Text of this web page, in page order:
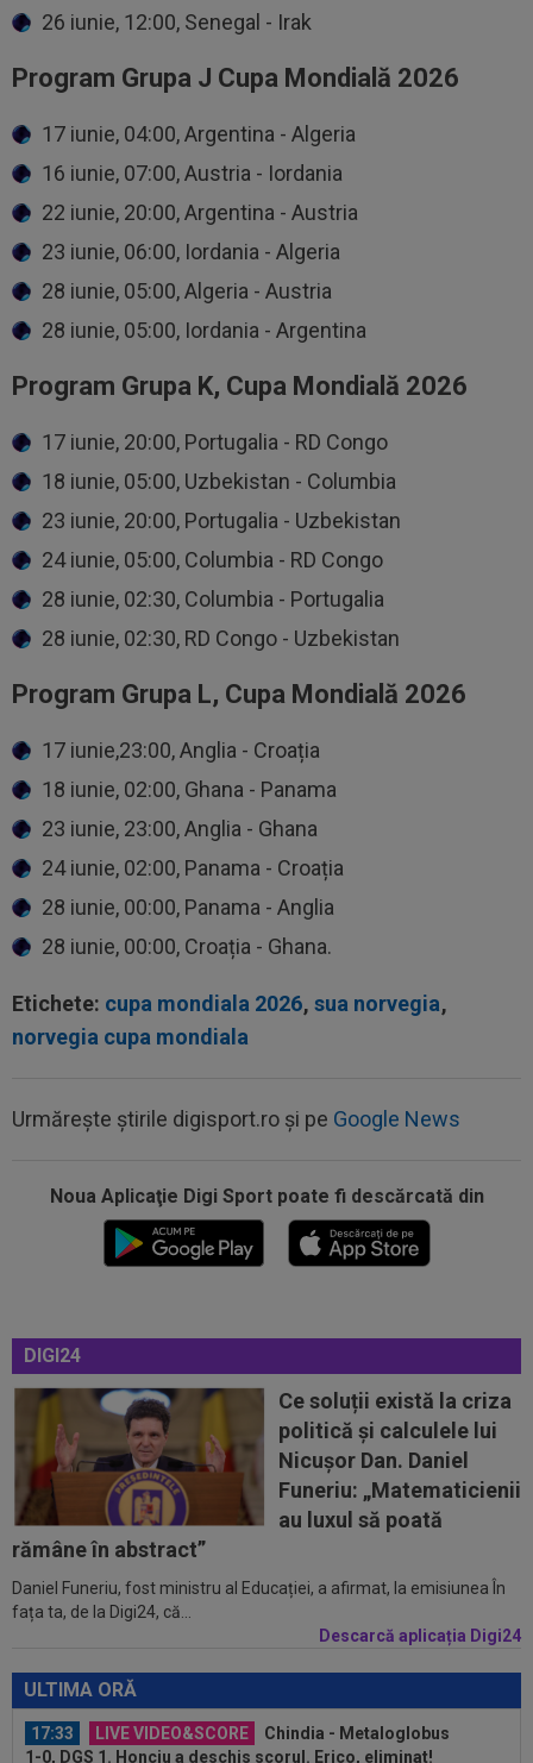
26 iunie, 12:00, Senegal - Irak
Program Grupa J Cupa Mondială 2026
17 iunie, 04:00, Argentina - Algeria
16 iunie, 07:00, Austria - Iordania
22 iunie, 20:00, Argentina - Austria
23 iunie, 06:00, Iordania - Algeria
28 iunie, 05:00, Algeria - Austria
28 iunie, 05:00, Iordania - Argentina
Program Grupa K, Cupa Mondială 2026
17 iunie, 20:00, Portugalia - RD Congo
18 iunie, 05:00, Uzbekistan - Columbia
23 iunie, 20:00, Portugalia - Uzbekistan
24 iunie, 05:00, Columbia - RD Congo
28 iunie, 02:30, Columbia - Portugalia
28 iunie, 02:30, RD Congo - Uzbekistan
Program Grupa L, Cupa Mondială 2026
17 iunie,23:00, Anglia - Croația
18 iunie, 02:00, Ghana - Panama
23 iunie, 23:00, Anglia - Ghana
24 iunie, 02:00, Panama - Croația
28 iunie, 00:00, Panama - Anglia
28 iunie, 00:00, Croația - Ghana.
Etichete: cupa mondiala 2026, sua norvegia,
norvegia cupa mondiala
Urmărește știrile digisport.ro și pe Google News
Noua Aplicaţie Digi Sport poate fi descărcată din
DIGI24
Ce soluții există la criza
politică și calculele lui
Nicușor Dan. Daniel
Funeriu: „Matematicienii
au luxul să poată
rămâne în abstract”
Daniel Funeriu, fost ministru al Educației, a afirmat, la emisiunea În
fața ta, de la Digi24, că...
Descarcă aplicația Digi24
ULTIMA ORĂ
Dramatic! Ce a făcut KuPS înaintea returului cu
Universitatea Craiova din...
16:56
Petrolul - Oțelul, LIVE VIDEO, 18:30, Digi Sport
1. Echipele. Moldovenii s-au...
16:47
Ce ofertă: 115.000.000 de euro pentru
transferul lui Arda Guler!
16:46
Surpriză uriașă: Kylian Mbappe semnează!
”Acordul se încheie acum! O schimbare...
17:40
Răsturnare de situație! Julian Alvarez se duce
la Madrid și cere oficial...
de mireasă lângă Ronaldo, Georgina a...
17:33 LIVE VIDEO&SCORE
Chindia - Metaloglobus
1-0, DGS 1. Honciu a deschis scorul. Erico, eliminat!